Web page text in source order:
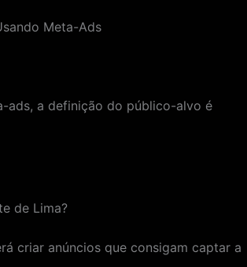
Meta-Ads
ads, a definição do público-alvo é
de Lima?
criar anúncios que consigam captar a